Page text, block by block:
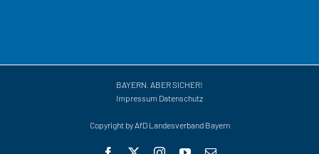
BAYERN. ABER SICHER!
Impressum Datenschutz
Copyright by AfD Landesverband Bayern